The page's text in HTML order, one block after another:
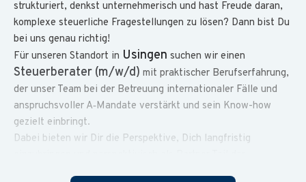
strukturiert, denkst unternehmerisch und hast Freude daran,
komplexe steuerliche Fragestellungen zu lösen? Dann bist Du
bei uns genau richtig!
Für unseren Standort in Usingen suchen wir einen
Steuerberater (m/w/d) mit praktischer Berufserfahrung,
der unser Team bei der Betreuung internationaler Fälle und
anspruchsvoller A‑Mandate verstärkt und sein Know-how
gezielt einbringt.
Dabei bieten wir Dir die Perspektive, Dich langfristig